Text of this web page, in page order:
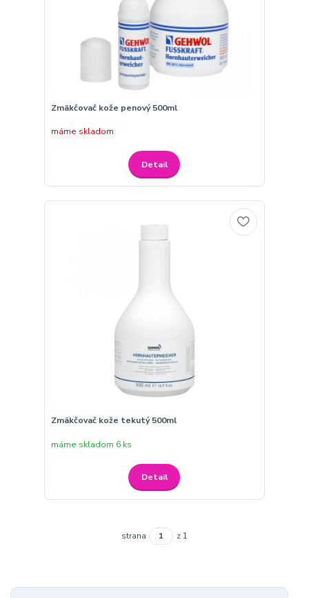
Zmäkčovač kože penový 500ml
máme skladom
Detail
Zmäkčovač kože tekutý 500ml
máme skladom 6 ks
Detail
strana z 1